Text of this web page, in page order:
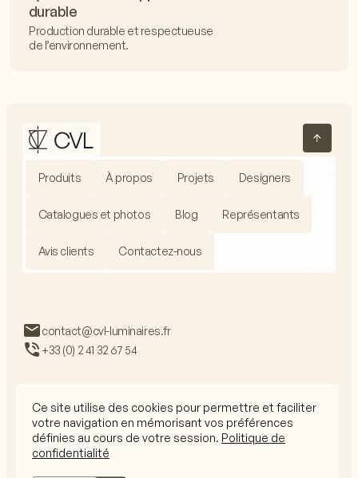
Ce site utilise des cookies pour permettre et faciliter
votre navigation en mémorisant vos préférences
définies au cours de votre session. Politique de
confidentialité
durable
Production durable et respectueuse
de l’environnement.
Produits À propos Projets Designers
Catalogues et photos Blog Représentants
Avis clients Contactez-nous
contact@cvl-luminaires.fr
+33 (0) 2 41 32 67 54
RGPD
Mentions légales